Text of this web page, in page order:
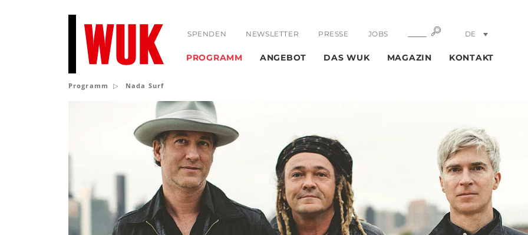
SPENDEN NEWSLETTER PRESSE JOBS SUCHE
DE
PROGRAMM ANGEBOT DAS WUK MAGAZIN KONTAKT
Programm Nada Surf